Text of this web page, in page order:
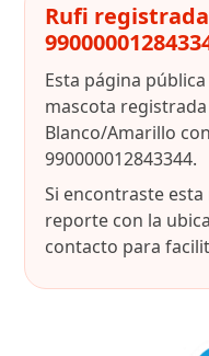
Rufi
Esta página
mascota
Blanco/Amarillo
990000012843344.
Si encontraste
reporte con la
contacto para